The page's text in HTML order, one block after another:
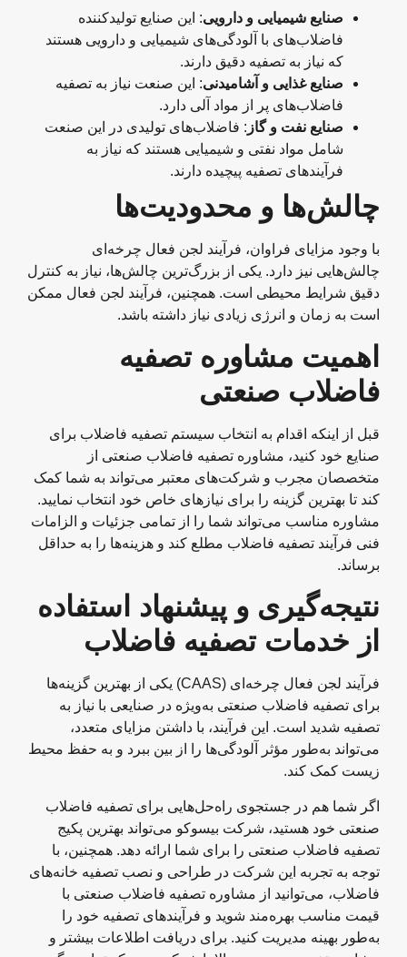
صنایع شیمیایی و دارویی: این صنایع تولیدکننده
فاضلاب‌های با آلودگی‌های شیمیایی و دارویی هستند
که نیاز به تصفیه دقیق دارند.
صنایع غذایی و آشامیدنی: این صنعت نیاز به تصفیه
فاضلاب‌های پر از مواد آلی دارد.
صنایع نفت و گاز: فاضلاب‌های تولیدی در این صنعت
شامل مواد نفتی و شیمیایی هستند که نیاز به
فرآیندهای تصفیه پیچیده دارند.
چالش‌ها و محدودیت‌ها
با وجود مزایای فراوان، فرآیند لجن فعال چرخه‌ای
چالش‌هایی نیز دارد. یکی از بزرگ‌ترین چالش‌ها، نیاز به کنترل
دقیق شرایط محیطی است. همچنین، فرآیند لجن فعال ممکن
است به زمان و انرژی زیادی نیاز داشته باشد.
اهمیت مشاوره تصفیه
فاضلاب صنعتی
قبل از اینکه اقدام به انتخاب سیستم تصفیه فاضلاب برای
صنایع خود کنید، مشاوره تصفیه فاضلاب صنعتی از
متخصصان مجرب و شرکت‌های معتبر می‌تواند به شما کمک
کند تا بهترین گزینه را برای نیازهای خاص خود انتخاب نمایید.
مشاوره مناسب می‌تواند شما را از تمامی جزئیات و الزامات
فنی فرآیند تصفیه فاضلاب مطلع کند و هزینه‌ها را به حداقل
برساند.
نتیجه‌گیری و پیشنهاد استفاده
از خدمات تصفیه فاضلاب
فرآیند لجن فعال چرخه‌ای (CAAS) یکی از بهترین گزینه‌ها
برای تصفیه فاضلاب صنعتی به‌ویژه در صنایعی با نیاز به
تصفیه شدید است. این فرآیند، با داشتن مزایای متعدد،
می‌تواند به‌طور مؤثر آلودگی‌ها را از بین ببرد و به حفظ محیط
زیست کمک کند.
اگر شما هم در جستجوی راه‌حل‌هایی برای تصفیه فاضلاب
صنعتی خود هستید، شرکت بیسوکو می‌تواند بهترین پکیج
تصفیه فاضلاب صنعتی را برای شما ارائه دهد. همچنین، با
توجه به تجربه این شرکت در طراحی و نصب تصفیه خانه‌های
فاضلاب، می‌توانید از مشاوره تصفیه فاضلاب صنعتی با
قیمت مناسب بهره‌مند شوید و فرآیندهای تصفیه خود را
به‌طور بهینه مدیریت کنید. برای دریافت اطلاعات بیشتر و